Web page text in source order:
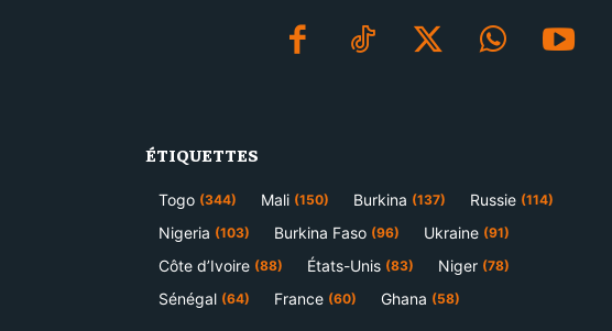
ÉTIQUETTES
Togo (344) Mali (150) Burkina (137) Russie (114)
Nigeria (103) Burkina Faso (96) Ukraine (91)
Côte d’Ivoire (88) États-Unis (83) Niger (78)
Sénégal (64) France (60) Ghana (58)